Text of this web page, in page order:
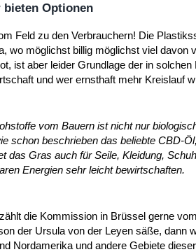
bieten Optionen
Feld zu den Verbrauchern! Die
wo möglichst billig möglichst viel
ist aber leider Grundlage der in
und wer ernsthaft mehr Kreislauf
vom Bauern ist nicht nur
schon beschrieben das beliebte CBD-
das Gras auch für Seile, Kleidung,
Energien sehr leicht bewirtschaften.
die Kommission in Brüssel gerne
der Ursula von der Leyen säße, dann
Nordamerika und andere Gebiete